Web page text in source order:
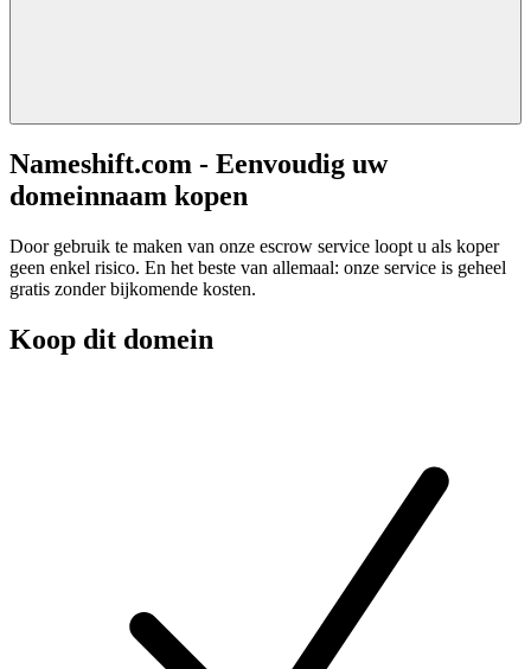
Nameshift.com - Eenvoudig uw
domeinnaam kopen
Door gebruik te maken van onze escrow service loopt u als koper
geen enkel risico. En het beste van allemaal: onze service is geheel
gratis zonder bijkomende kosten.
Koop dit domein